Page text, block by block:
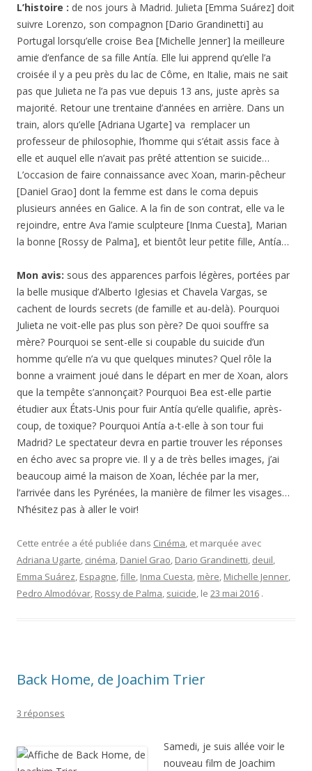
L’histoire : de nos jours à Madrid. Julieta [Emma Suárez] doit
suivre Lorenzo, son compagnon [Dario Grandinetti] au
Portugal lorsqu’elle croise Bea [Michelle Jenner] la meilleure
amie d’enfance de sa fille Antía. Elle lui apprend qu’elle l’a
croisée il y a peu près du lac de Côme, en Italie, mais ne sait
pas que Julieta ne l’a pas vue depuis 13 ans, juste après sa
majorité. Retour une trentaine d’années en arrière. Dans un
train, alors qu’elle [Adriana Ugarte] va remplacer un
professeur de philosophie, l’homme qui s’était assis face à
elle et auquel elle n’avait pas prêté attention se suicide…
L’occasion de faire connaissance avec Xoan, marin-pêcheur
[Daniel Grao] dont la femme est dans le coma depuis
plusieurs années en Galice. A la fin de son contrat, elle va le
rejoindre, entre Ava l’amie sculpteure [Inma Cuesta], Marian
la bonne [Rossy de Palma], et bientôt leur petite fille, Antía…
Mon avis: sous des apparences parfois légères, portées par
la belle musique d’Alberto Iglesias et Chavela Vargas, se
cachent de lourds secrets (de famille et au-delà). Pourquoi
Julieta ne voit-elle pas plus son père? De quoi souffre sa
mère? Pourquoi se sent-elle si coupable du suicide d’un
homme qu’elle n’a vu que quelques minutes? Quel rôle la
bonne a vraiment joué dans le départ en mer de Xoan, alors
que la tempête s’annonçait? Pourquoi Bea est-elle partie
étudier aux États-Unis pour fuir Antía qu’elle qualifie, après-
coup, de toxique? Pourquoi Antía a-t-elle à son tour fui
Madrid? Le spectateur devra en partie trouver les réponses
en écho avec sa propre vie. Il y a de très belles images, j’ai
beaucoup aimé la maison de Xoan, léchée par la mer,
l’arrivée dans les Pyrénées, la manière de filmer les visages…
N’hésitez pas à aller le voir!
Cette entrée a été publiée dans Cinéma, et marquée avec
Adriana Ugarte, cinéma, Daniel Grao, Dario Grandinetti, deuil,
Emma Suárez, Espagne,fille, Inma Cuesta, mère, Michelle Jenner,
Pedro Almodóvar, Rossy de Palma, suicide, le 23 mai 2016 .
Back Home, de Joachim Trier
3 réponses
Samedi, je suis allée voir le
nouveau film de Joachim